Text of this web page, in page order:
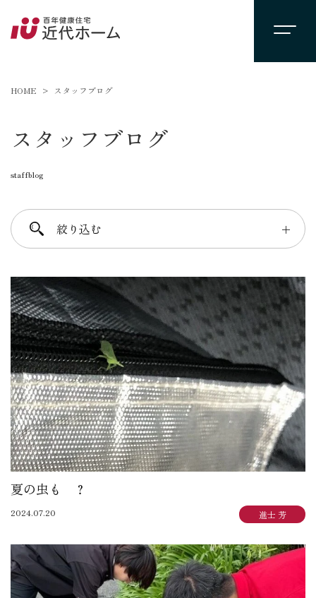
HOME スタッフブログ
スタッフブログ
staffblog
絞り込む ＋
進士 芳：FREE TIME
柴田 守：koko a koko
千葉 徳義：Nori’s room
大賀 真寿美：住まいも気持ちもゆったりと
野原 正彦：リフォーム日誌
加田 奈美：子育てママのデザインダイアリー
岩崎 達也：岩ブロ
石渡 秀樹：建築士日記
三俣 忠史：日々記
陳 鵬：陳道中
松本 典朗：近代ホームイズム継承者の気づき
夏の虫も ？
2024.07.20 進士 芳